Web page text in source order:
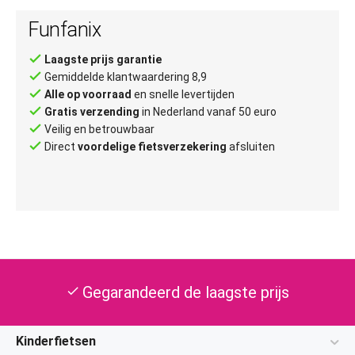
Funfanix
done Laagste prijs garantie
done Gemiddelde klantwaardering 8,9
done Alle op voorraad en snelle levertijden
done Gratis verzending in Nederland vanaf 50 euro
done Veilig en betrouwbaar
done Direct voordelige fietsverzekering afsluiten
check Gegarandeerd de laagste prijs
Kinderfietsen